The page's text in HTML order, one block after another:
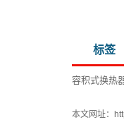
标签
容积式换热
本文网址：